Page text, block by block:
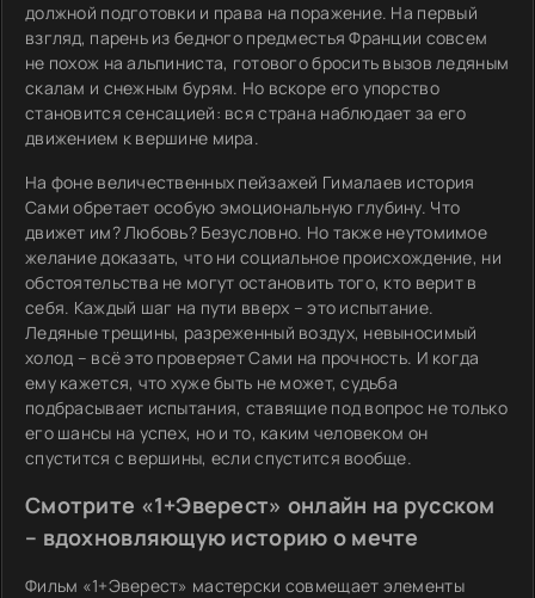
должной подготовки и права на поражение. На первый
взгляд, парень из бедного предместья Франции совсем
не похож на альпиниста, готового бросить вызов ледяным
скалам и снежным бурям. Но вскоре его упорство
становится сенсацией: вся страна наблюдает за его
движением к вершине мира.
На фоне величественных пейзажей Гималаев история
Сами обретает особую эмоциональную глубину. Что
движет им? Любовь? Безусловно. Но также неутомимое
желание доказать, что ни социальное происхождение, ни
обстоятельства не могут остановить того, кто верит в
себя. Каждый шаг на пути вверх – это испытание.
Ледяные трещины, разреженный воздух, невыносимый
холод – всё это проверяет Сами на прочность. И когда
ему кажется, что хуже быть не может, судьба
подбрасывает испытания, ставящие под вопрос не только
его шансы на успех, но и то, каким человеком он
спустится с вершины, если спустится вообще.
Смотрите «1+Эверест» онлайн на русском
– вдохновляющую историю о мечте
Фильм «1+Эверест» мастерски совмещает элементы